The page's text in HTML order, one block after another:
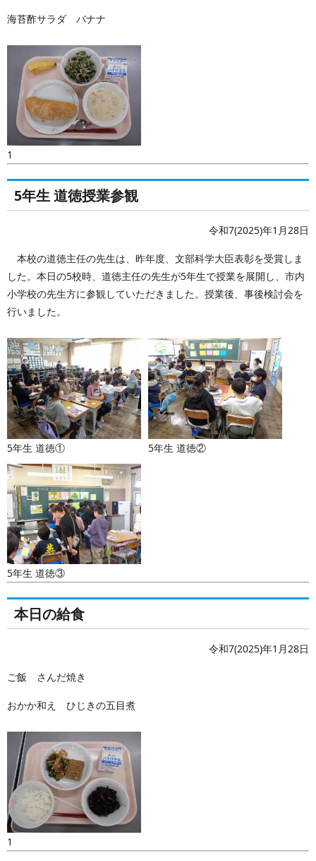
海苔酢サラダ バナナ
1
5年生 道徳授業参観
令和7(2025)年1月28日
本校の道徳主任の先生は、昨年度、文部科学大臣表彰を受賞しま
した。本日の5校時、道徳主任の先生が5年生で授業を展開し、市内
小学校の先生方に参観していただきました。授業後、事後検討会を
行いました。
5年生 道徳① 5年生 道徳②
5年生 道徳③
本日の給食
令和7(2025)年1月28日
ご飯 さんだ焼き
おかか和え ひじきの五目煮
1